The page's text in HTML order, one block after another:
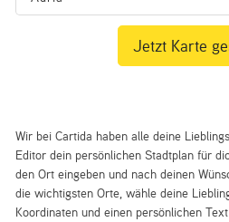
Wir bei Cartida haben alle deine
Editor dein persönlichen Stadtplan für
den Ort eingeben und nach deinen
die wichtigsten Orte, wähle deine
Koordinaten und einen persönlichen
Jetzt Karte